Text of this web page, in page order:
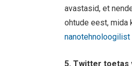
avastasid, et
ohtude eest, mida
nanotehnoloogilist
5. Twitter toetas